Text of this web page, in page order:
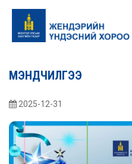
МЭНДЧИЛГЭЭ
2025-12-31